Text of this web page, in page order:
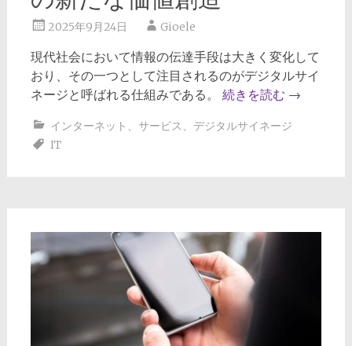
2025年9月24日 Gioele
現代社会において情報の伝達手段は大きく変化して
おり、その一つとして注目されるのがデジタルサイ
ネージと呼ばれる仕組みである。 続きを読む →
インターネット 、 サービス 、 デジタルサイネージ
IT